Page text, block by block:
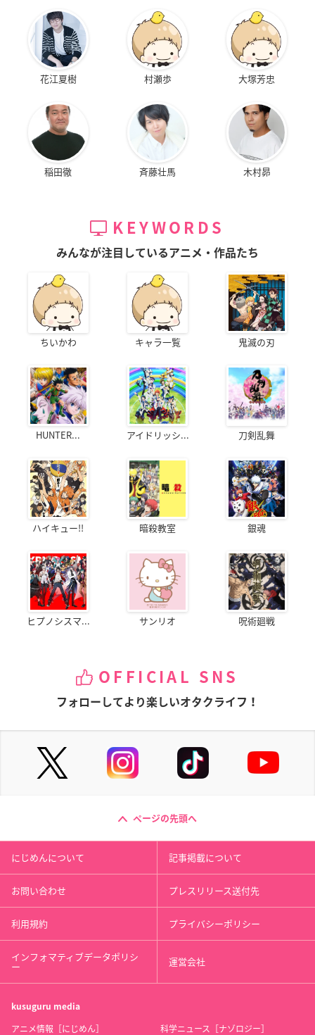
花江夏樹 村瀬歩 大塚芳忠
稲田徹 斉藤壮馬 木村昴
KEYWORDS
みんなが注目しているアニメ・作品たち
ちいかわ キャラ一覧 鬼滅の刃
HUNTER... アイドリッシ... 刀剣乱舞
ハイキュー!! 暗殺教室 銀魂
ヒプノシスマ... サンリオ 呪術廻戦
OFFICIAL SNS
フォローしてより楽しいオタクライフ！
ページの先頭へ
にじめんについて 記事掲載について
お問い合わせ プレスリリース送付先
利用規約 プライバシーポリシー
インフォマティブデータポリシ
ー 運営会社
kusuguru media
アニメ情報［にじめん］ 科学ニュース［ナゾロジー］